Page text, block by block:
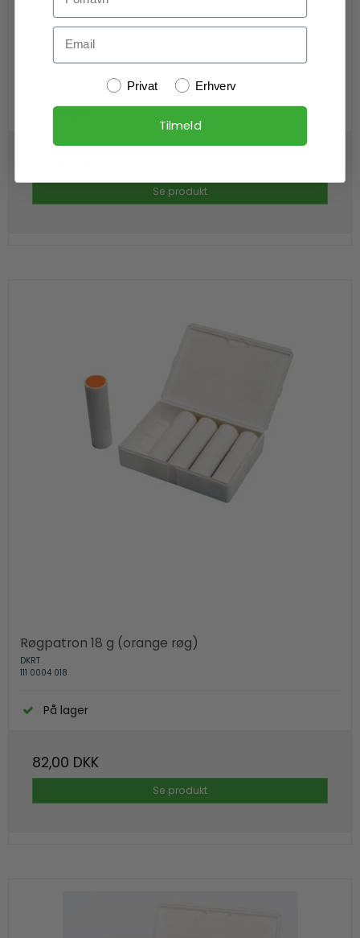
Røgpatron 18 g (hvid røg)
På lager
Se produkt
Røgpatron 18 g (orange røg)
DKRT
111 0004 018
På lager
82,00 DKK
Se produkt
Email
Kundetype
Privat Erhverv
Tilmeld